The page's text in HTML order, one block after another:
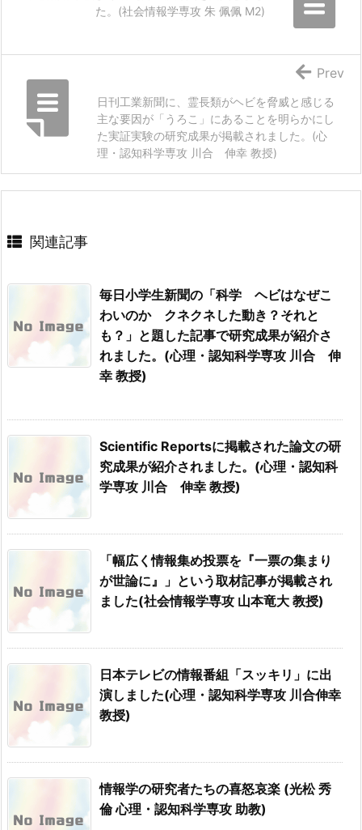
た。(社会情報学専攻 朱 佩佩 M2)
日刊工業新聞に、霊長類がヘビを脅威と感じる
主な要因が「うろこ」にあることを明らかにし
た実証実験の研究成果が掲載されました。(心
理・認知科学専攻 川合 伸幸 教授)
Prev
関連記事
毎日小学生新聞の「科学 ヘビはなぜこ
わいのか クネクネした動き？それと
も？」と題した記事で研究成果が紹介さ
れました。(心理・認知科学専攻 川合 伸
幸 教授)
Scientific Reportsに掲載された論文の研
究成果が紹介されました。(心理・認知科
学専攻 川合 伸幸 教授)
「幅広く情報集め投票を『一票の集まり
が世論に』」という取材記事が掲載され
ました(社会情報学専攻 山本竜大 教授)
日本テレビの情報番組「スッキリ」に出
演しました(心理・認知科学専攻 川合伸幸
教授)
情報学の研究者たちの喜怒哀楽 (光松 秀
倫 心理・認知科学専攻 助教)